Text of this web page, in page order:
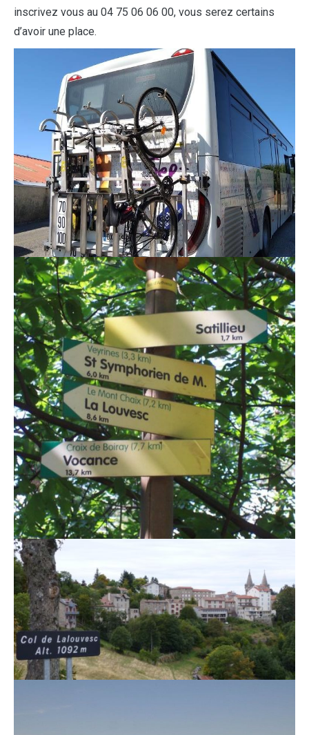
inscrivez vous au 04 75 06 06 00, vous serez certains
d’avoir une place.